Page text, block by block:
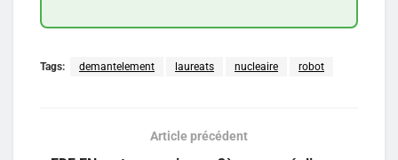
Tags: demantelement laureats nucleaire robot
Article précédent